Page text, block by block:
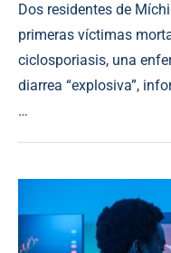
Dos residentes de
primeras víctimas
ciclosporiasis, una
diarrea “explosiva”,
…